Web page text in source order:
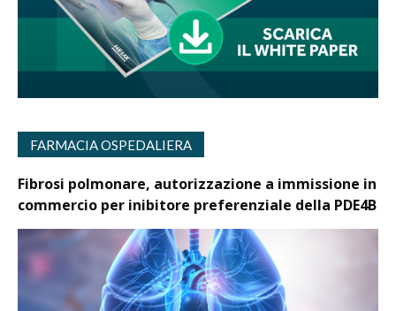
FARMACIA OSPEDALIERA
Fibrosi polmonare, autorizzazione a immissione in
commercio per inibitore preferenziale della PDE4B